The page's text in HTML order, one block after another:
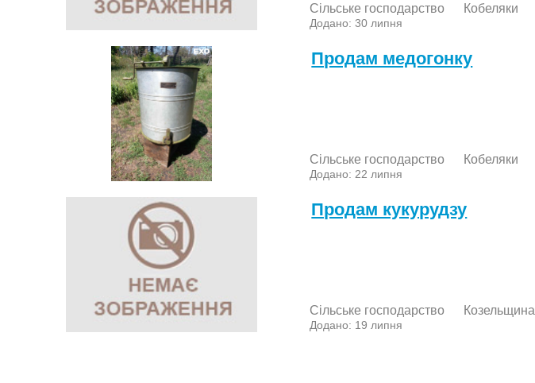
Сільське господарство Кобеляки
Додано: 30 липня
Продам медогонку
Сільське господарство Кобеляки
Додано: 22 липня
Продам кукурудзу
Сільське господарство Козельщина
Додано: 19 липня